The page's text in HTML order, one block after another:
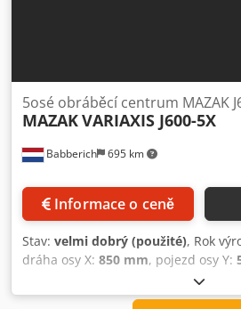
Babberich 695 km
5osé obráběcí centrum MAZAK
MAZAKVARIAXIS J600-5X
Informace o ceně
Stav: velmi dobrý (použité), Rok
dráha osy X: 850 mm, pojezd osy Y:
30 000
osy Y:30 000 m/min, rychloposuv